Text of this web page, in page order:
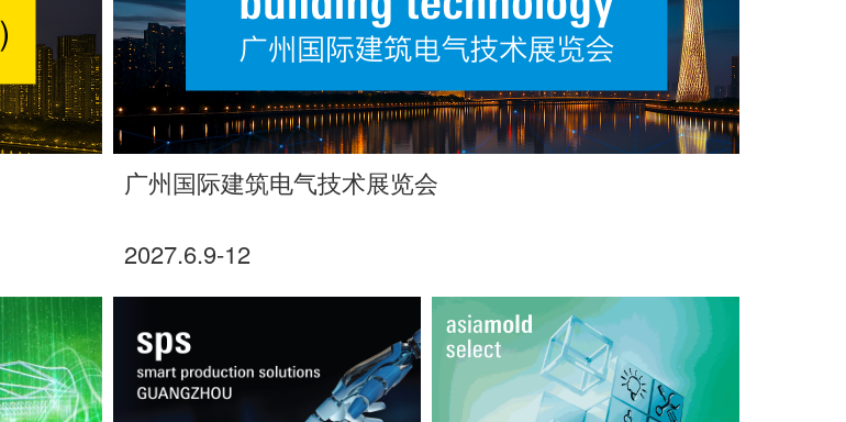
广州国际建筑电气技术展览会
2027.6.9-12